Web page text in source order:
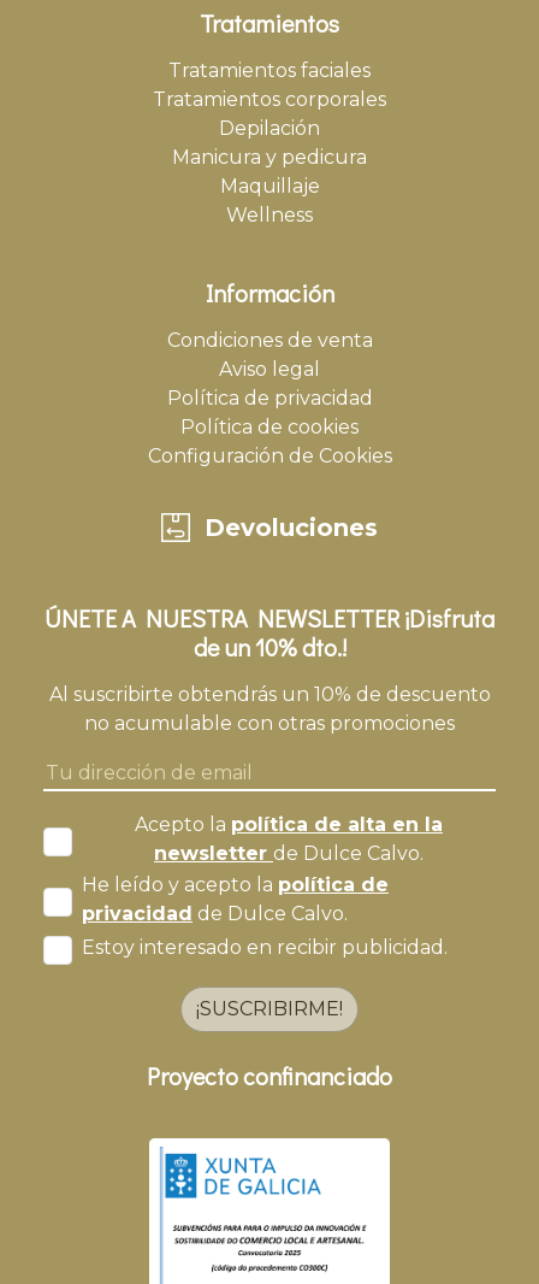
Tratamientos
Tratamientos faciales
Tratamientos corporales
Depilación
Manicura y pedicura
Maquillaje
Wellness
Información
Condiciones de venta
Aviso legal
Política de privacidad
Política de cookies
Configuración de Cookies
Devoluciones
ÚNETE A NUESTRA NEWSLETTER ¡Disfruta
de un 10% dto.!
Al suscribirte obtendrás un 10% de descuento
no acumulable con otras promociones
Acepto la política de alta en la
newsletter de Dulce Calvo.
He leído y acepto la política de
privacidad de Dulce Calvo.
Estoy interesado en recibir publicidad.
¡SUSCRIBIRME!
Proyecto confinanciado